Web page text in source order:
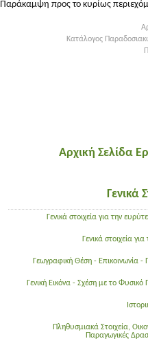
Παράκαμψη προς το κυρίως
Κατάλογος
Αρχική Σελίδα
Γενικά
Γενικά στοιχεία για την
Γενικά στοιχεία για
Γεωγραφική Θέση - Επικοινωνία -
Γενική Εικόνα - Σχέση με το Φυσικό
Πληθυσμιακά Στοιχεία,
Παραγωγικές